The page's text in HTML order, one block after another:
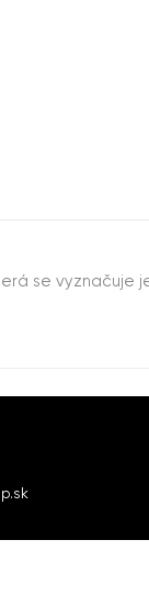
se vyznačuje